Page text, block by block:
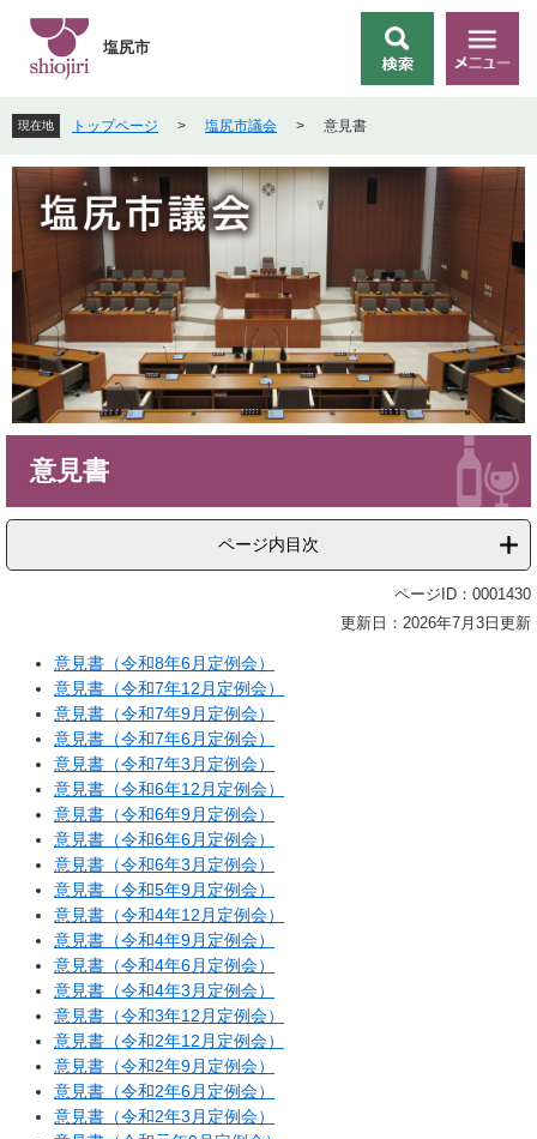
先
頭
で
を
飛
ば
索
メ
ニ
塩尻市
現在地 トップページ > 塩尻市議会 > 意見書
意見書
ページ内目次
ページID：0001430
更新日：2026年7月3日更新
意見書（令和8年6月定例会）
意見書（令和7年12月定例会）
意見書（令和7年9月定例会）
意見書（令和7年6月定例会）
意見書（令和7年3月定例会）
意見書（令和6年12月定例会）
意見書（令和6年9月定例会）
意見書（令和6年6月定例会）
意見書（令和6年3月定例会）
意見書（令和5年9月定例会）
意見書（令和4年12月定例会）
意見書（令和4年9月定例会）
意見書（令和4年6月定例会）
意見書（令和4年3月定例会）
意見書（令和3年12月定例会）
意見書（令和2年12月定例会）
意見書（令和2年9月定例会）
意見書（令和2年6月定例会）
意見書（令和2年3月定例会）